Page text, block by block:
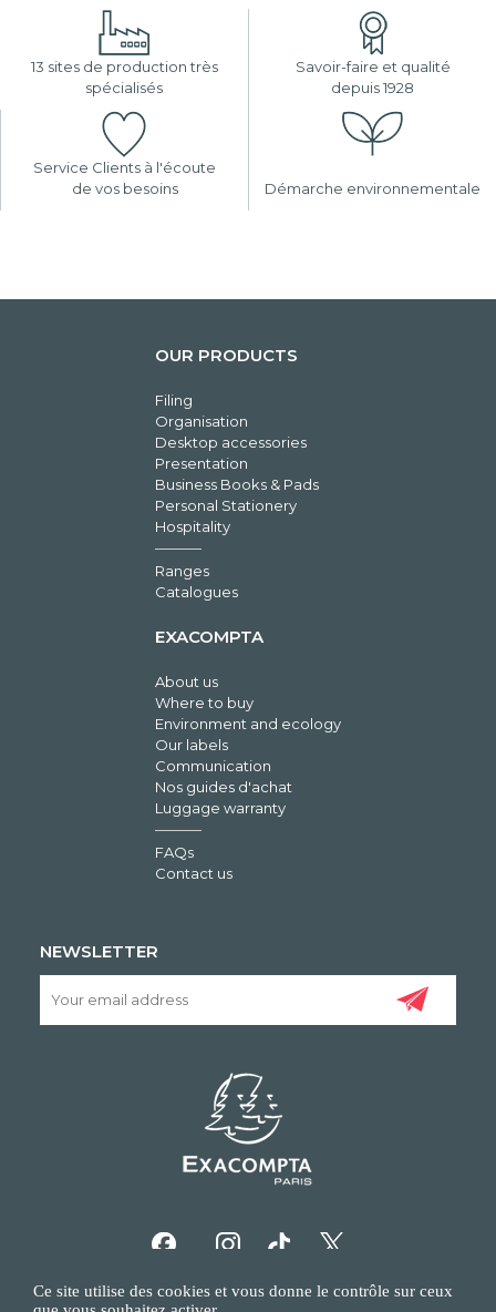
13 sites de production très
spécialisés
Savoir-faire et qualité
depuis 1928
Service Clients à l'écoute
de vos besoins
Démarche environnementale
OUR PRODUCTS
Filing
Organisation
Desktop accessories
Presentation
Business Books & Pads
Personal Stationery
Hospitality
Ranges
Catalogues
EXACOMPTA
About us
Where to buy
Environment and ecology
Our labels
Communication
Nos guides d'achat
Luggage warranty
FAQs
Contact us
NEWSLETTER
Ce site utilise des cookies et vous donne le contrôle sur ceux